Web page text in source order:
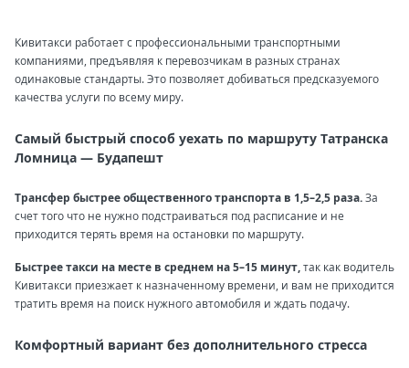
Кивитакси работает с профессиональными транспортными
компаниями, предъявляя к перевозчикам в разных странах
одинаковые стандарты. Это позволяет добиваться предсказуемого
качества услуги по всему миру.
Самый быстрый способ уехать по маршруту Татранска
Ломница — Будапешт
Трансфер быстрее общественного транспорта в 1,5–2,5 раза.За
счет того что не нужно подстраиваться под расписание и не
приходится терять время на остановки по маршруту.
Быстрее такси на месте в среднем на 5–15 минут,так как водитель
Кивитакси приезжает к назначенному времени, и вам не приходится
тратить время на поиск нужного автомобиля и ждать подачу.
Комфортный вариант без дополнительного стресса